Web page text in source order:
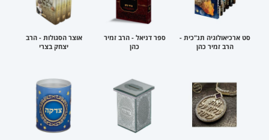
סט ארכיאולוגיה תנ"כית -
הרב זמיר כהן
ספר דניאל - הרב זמיר
כהן
אוצר הסגולות - הרב
יצחק בצרי